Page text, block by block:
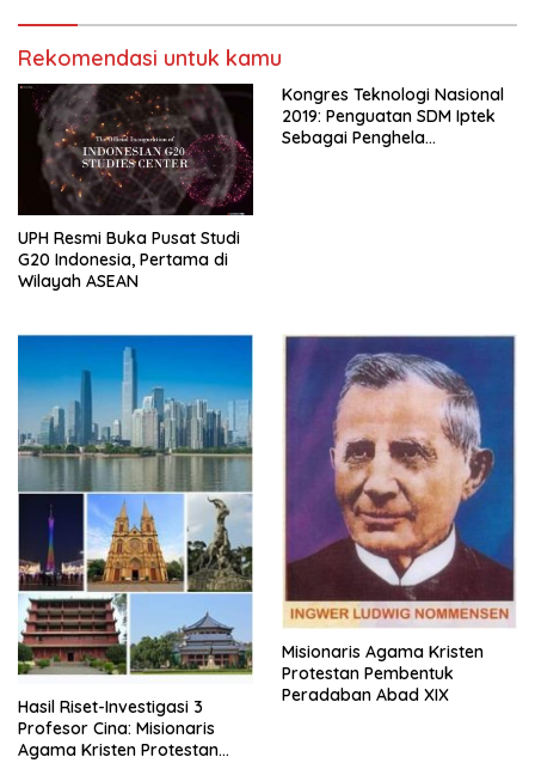
Rekomendasi untuk kamu
UPH Resmi Buka Pusat Studi
G20 Indonesia, Pertama di
Wilayah ASEAN
Kongres Teknologi Nasional
2019: Penguatan SDM Iptek
Sebagai Penghela
Hasil Riset-Investigasi 3
Profesor Cina: Misionaris
Agama Kristen Protestan
Misionaris Agama Kristen
Protestan Pembentuk
Peradaban Abad XIX